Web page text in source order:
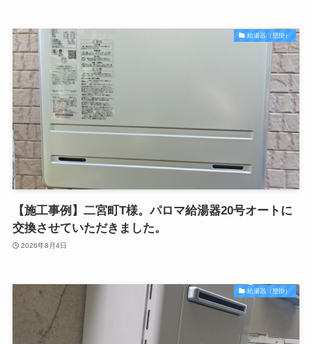
給湯器（壁掛）
【施工事例】二宮町T様。パロマ給湯器20号オートに
交換させていただきました。
2026年8月4日
給湯器（壁掛）